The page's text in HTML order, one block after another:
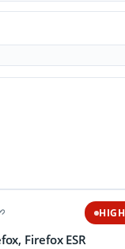
HIGH
Firefox ESR